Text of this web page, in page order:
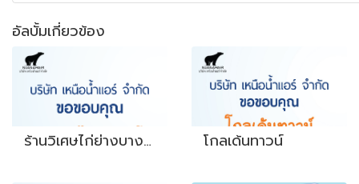
อัลบั้มเกี่ยวข้อง
ร้านวิเศษไก่ย่างบางโพ โกลเด้นทาวน์